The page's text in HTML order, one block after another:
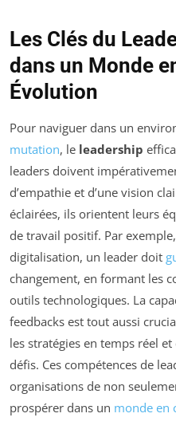
Les Clés du
dans un Monde
Évolution
Pour naviguer dans un
mutation, le leadership
leaders doivent
d’empathie et d’une vision
éclairées, ils orientent leurs
de travail positif. Par
digitalisation, un leader doit
changement, en formant les
outils technologiques. La
feedbacks est tout aussi
les stratégies en temps réel
défis. Ces compétences de
organisations de non
prospérer dans un monde en